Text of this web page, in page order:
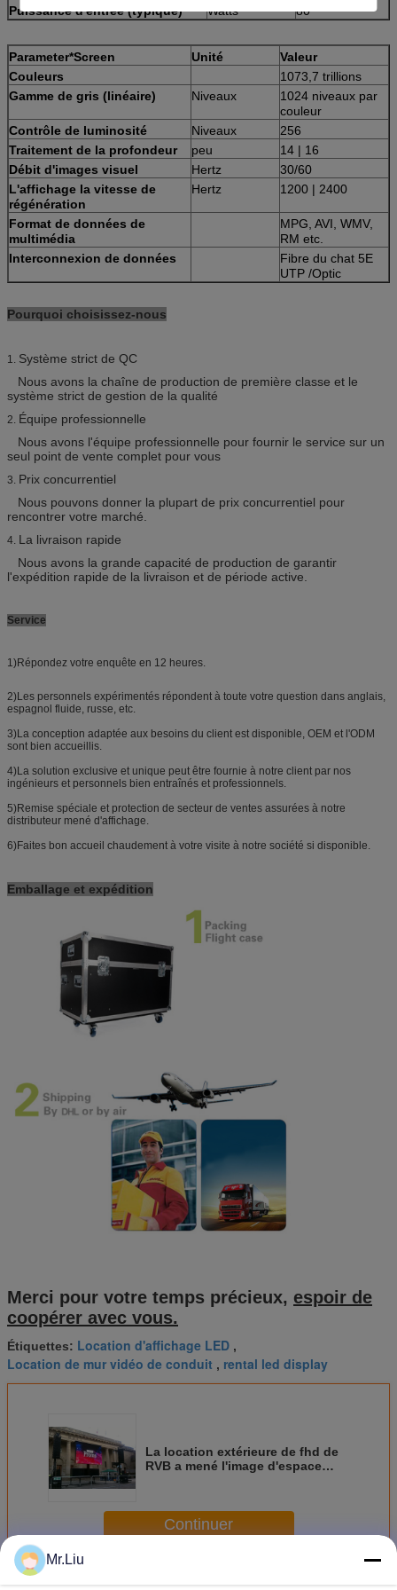
Puissance d'entrée (typique)
Watts 80
Parameter*Screen Unité
Valeur
Couleurs
1073,7 trillions
Gamme de gris (linéaire)
Niveaux
1024 niveaux par
couleur
Contrôle de luminosité
Niveaux
256
Traitement de la profondeur
peu
14 | 16
Débit d'images visuel
Hertz
30/60
L'affichage la vitesse de
régénération
Hertz 1200 | 2400
Format de données de
multimédia
MPG, AVI, WMV,
RM etc.
Interconnexion de données
Fibre du chat 5E
UTP /Optic
Pourquoi choisissez-nous
1. Système strict de QC
Nous avons la chaîne de production de première classe et le
système strict de gestion de la qualité
2. Équipe professionnelle
Nous avons l'équipe professionnelle pour fournir le service sur un
seul point de vente complet pour vous
3. Prix concurrentiel
Nous pouvons donner la plupart de prix concurrentiel pour
rencontrer votre marché.
4. La livraison rapide
Nous avons la grande capacité de production de garantir
l'expédition rapide de la livraison et de période active.
Service
1)Répondez votre enquête en 12 heures.
2)Les personnels expérimentés répondent à toute votre question dans anglais,
espagnol fluide, russe, etc.
3)La conception adaptée aux besoins du client est disponible, OEM et l'ODM
sont bien accueillis.
4)La solution exclusive et unique peut être fournie à notre client par nos
ingénieurs et personnels bien entraînés et professionnels.
5)Remise spéciale et protection de secteur de ventes assurées à notre
distributeur mené d'affichage.
6)Faites bon accueil chaudement à votre visite à notre société si disponible.
Emballage et expédition
Merci pour votre temps précieux, espoir de
coopérer avec vous.
Étiquettes: Location d'affichage LED ,
Location de mur vidéo de conduit , rental led display
La location extérieure de fhd de
RVB a mené l'image d'espace
Continuer
PlusLa location extérieure a mené l'écran
Mr.Liu